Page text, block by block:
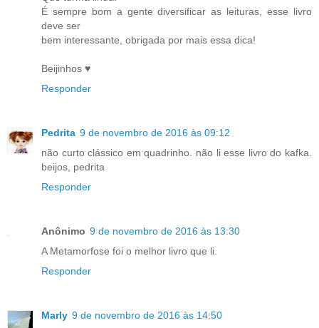
É sempre bom a gente diversificar as leituras, esse livro
deve ser
bem interessante, obrigada por mais essa dica!
Beijinhos ♥
Responder
Pedrita 9 de novembro de 2016 às 09:12
não curto clássico em quadrinho. não li esse livro do kafka.
beijos, pedrita
Responder
Anônimo 9 de novembro de 2016 às 13:30
A Metamorfose foi o melhor livro que li.
Responder
Marly 9 de novembro de 2016 às 14:50